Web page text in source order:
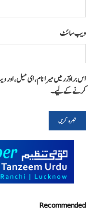
ویب‌ سائٹ
اس براؤزر میں میرا نام، ای میل، اور
کرنے کےلیے۔
Recommended